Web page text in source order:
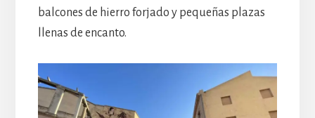
balcones de hierro forjado y pequeñas plazas
llenas de encanto.